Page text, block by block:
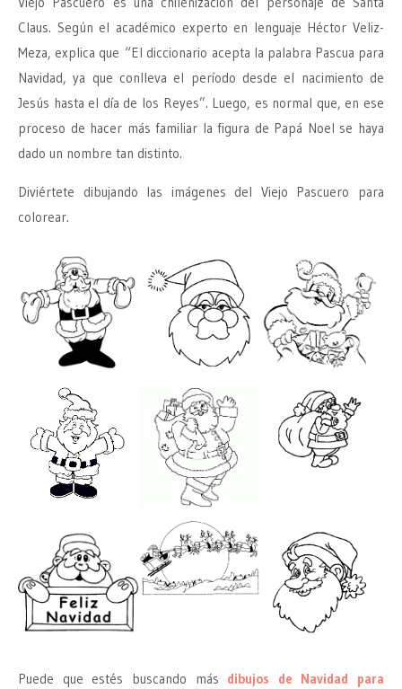
Claus. Según el académico experto en lenguaje Héctor Veliz-
Meza, explica que “El diccionario acepta la palabra Pascua para
Navidad, ya que conlleva el período desde el nacimiento de
Jesús hasta el día de los Reyes”. Luego, es normal que, en ese
proceso de hacer más familiar la figura de Papá Noel se haya
dado un nombre tan distinto.
Diviértete dibujando las imágenes del Viejo Pascuero para
colorear.
Puede que estés buscando más dibujos de Navidad para